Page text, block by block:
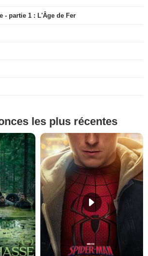
- partie 1 : L'Âge de Fer
les plus récentes